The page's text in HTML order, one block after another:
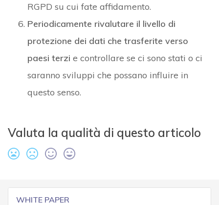
RGPD su cui fate affidamento.
Periodicamente rivalutare il livello di
protezione dei dati che trasferite verso
paesi terzi e controllare se ci sono stati o ci
saranno sviluppi che possano influire in
questo senso.
Valuta la qualità di questo articolo
WHITE PAPER